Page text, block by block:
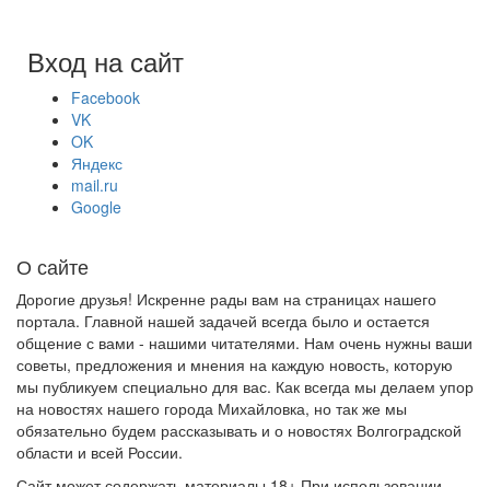
Вход на сайт
Facebook
VK
OK
Яндекс
mail.ru
Google
О сайте
Дорогие друзья! Искренне рады вам на страницах нашего
портала. Главной нашей задачей всегда было и остается
общение с вами - нашими читателями. Нам очень нужны ваши
советы, предложения и мнения на каждую новость, которую
мы публикуем специально для вас. Как всегда мы делаем упор
на новостях нашего города Михайловка, но так же мы
обязательно будем рассказывать и о новостях Волгоградской
области и всей России.